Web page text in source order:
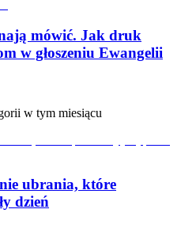
mówić. Jak druk
w głoszeniu Ewangelii
w tym miesiącu
ubrania, które
dzień